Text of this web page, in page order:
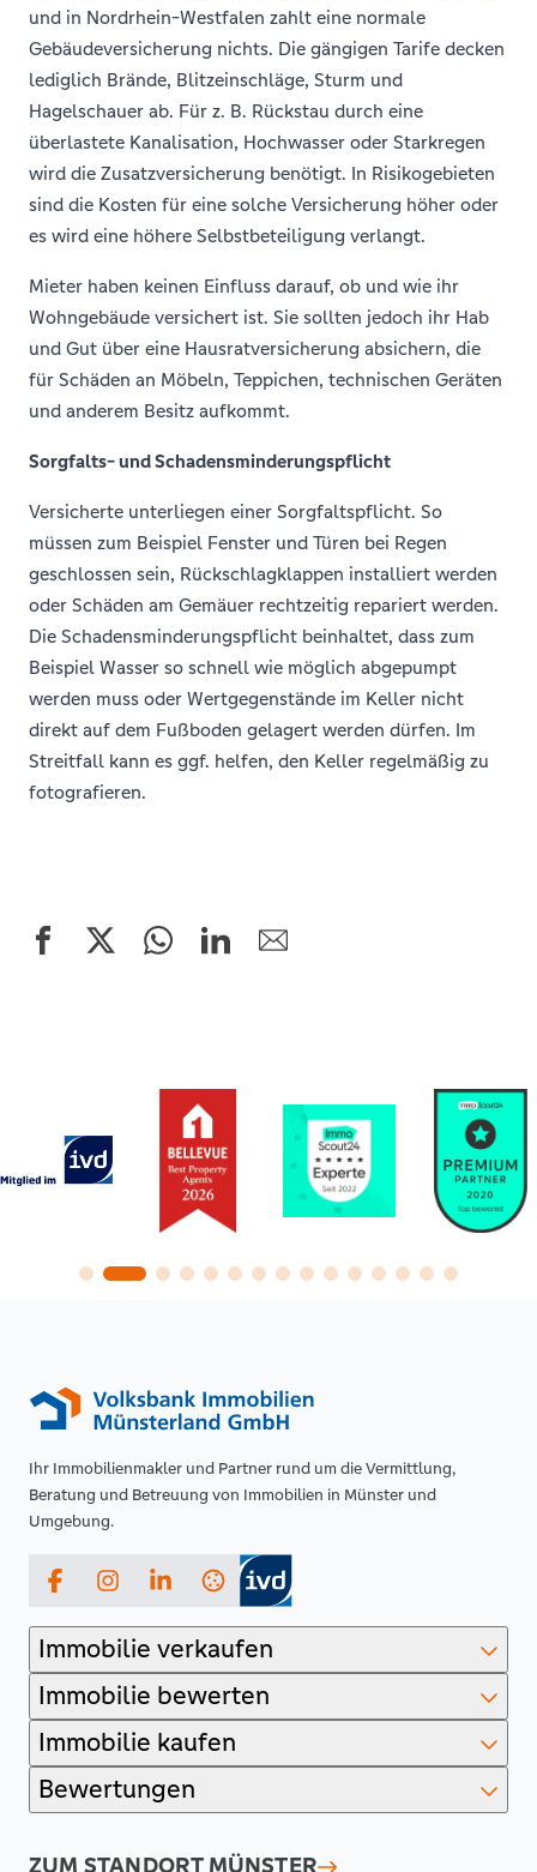
und in Nordrhein-Westfalen zahlt eine normale
Gebäudeversicherung nichts. Die gängigen Tarife decken
lediglich Brände, Blitzeinschläge, Sturm und
Hagelschauer ab. Für z. B. Rückstau durch eine
überlastete Kanalisation, Hochwasser oder Starkregen
wird die Zusatzversicherung benötigt. In Risikogebieten
sind die Kosten für eine solche Versicherung höher oder
es wird eine höhere Selbstbeteiligung verlangt.
Mieter haben keinen Einfluss darauf, ob und wie ihr
Wohngebäude versichert ist. Sie sollten jedoch ihr Hab
und Gut über eine Hausratversicherung absichern, die
für Schäden an Möbeln, Teppichen, technischen Geräten
und anderem Besitz aufkommt.
Sorgfalts- und Schadensminderungspflicht
Versicherte unterliegen einer Sorgfaltspflicht. So
müssen zum Beispiel Fenster und Türen bei Regen
geschlossen sein, Rückschlagklappen installiert werden
oder Schäden am Gemäuer rechtzeitig repariert werden.
Die Schadensminderungspflicht beinhaltet, dass zum
Beispiel Wasser so schnell wie möglich abgepumpt
werden muss oder Wertgegenstände im Keller nicht
direkt auf dem Fußboden gelagert werden dürfen. Im
Streitfall kann es ggf. helfen, den Keller regelmäßig zu
fotografieren.
Ihr Immobilienmakler und Partner rund um die Vermittlung,
Beratung und Betreuung von Immobilien in Münster und
Umgebung.
FacebookInstagramLinkedIn
Immobilie verkaufen
Immobilie bewerten
Immobilie kaufen
Bewertungen
ZUM STANDORT MÜNSTER